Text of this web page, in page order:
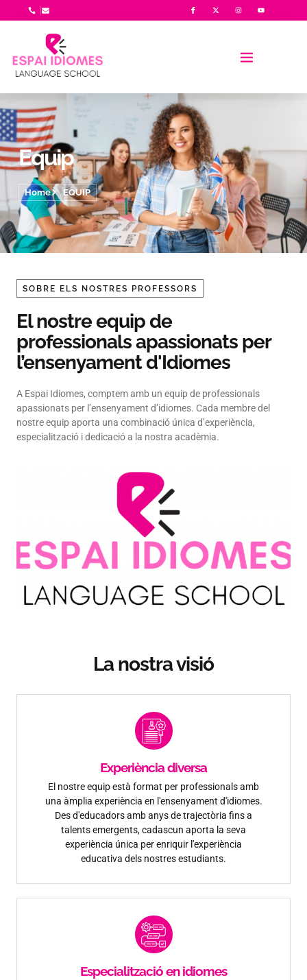
Equip
Home EQUIP
SOBRE ELS NOSTRES PROFESSORS
El nostre equip de
professionals apassionats per
l’ensenyament d'Idiomes
A Espai Idiomes, comptem amb un equip de professionals
apassionats per l’ensenyament d’idiomes. Cada membre del
nostre equip aporta una combinació única d’experiència,
especialització i dedicació a la nostra acadèmia.
La nostra visió
Experiència diversa
El nostre equip està format per professionals amb
una àmplia experiència en l'ensenyament d'idiomes.
Des d'educadors amb anys de trajectòria fins a
talents emergents, cadascun aporta la seva
experiència única per enriquir l'experiència
educativa dels nostres estudiants.
Especialització en idiomes